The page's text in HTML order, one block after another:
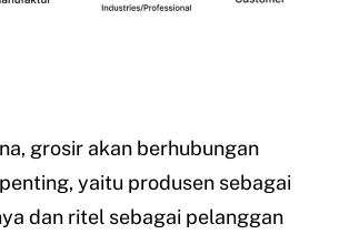
grosir akan berhubungan
yaitu produsen sebagai
dan ritel sebagai pelanggan